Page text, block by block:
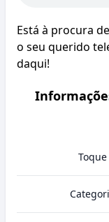
Está à procura
o seu querido
daqui!
Toque